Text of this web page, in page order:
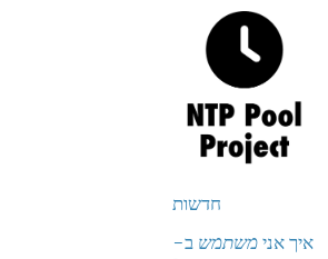
חדשות
איך אנימשתמש ב-